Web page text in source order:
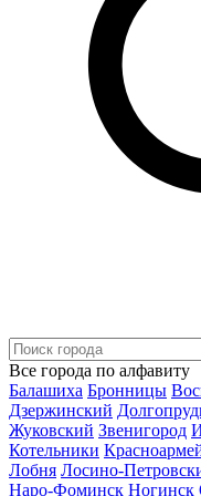
Все города по алфавиту
Балашиха Бронницы
Дзержинский
Жуковский Звенигород
Котельники
Лобня Лосино-
Наро-Фоминск Ногинск